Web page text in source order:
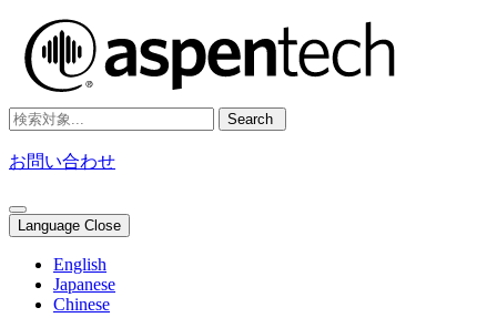
Search
お問い合わせ
Language Close
English
Japanese
Chinese